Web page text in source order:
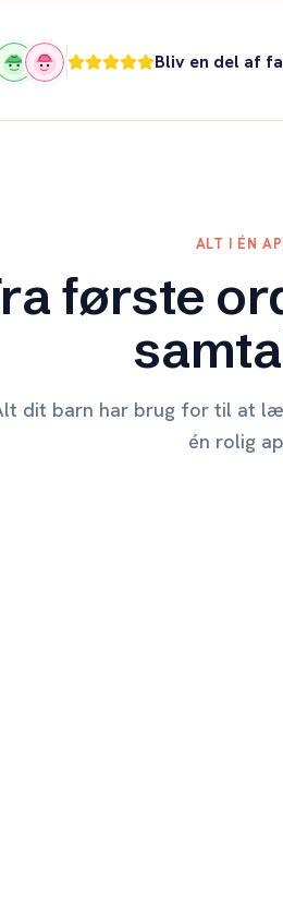
Bliv en del af
ALT I ÉN
første
dit barn har brug for til at
én rolig